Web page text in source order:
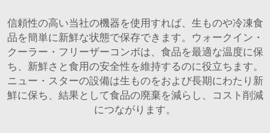
信頼性の高い当社の機器を使用すれば、生ものや冷凍食
品を簡単に新鮮な状態で保存できます。ウォークイン・
クーラー・フリーザーコンボは、食品を最適な温度に保
ち、新鮮さと食用の安全性を維持するのに役立ちます。
ニュー・スターの設備は生ものをおよび長期にわたり新
鮮に保ち、結果として食品の廃棄を減らし、コスト削減
につながります。